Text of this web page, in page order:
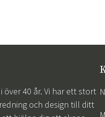
40 år. Vi har ett stort
och design till ditt